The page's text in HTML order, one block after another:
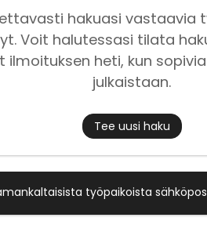
hakuasi vastaavia
Voit halutessasi tilata
ilmoituksen heti, kun
julkaistaan.
Tee uusi haku
työpaikoista